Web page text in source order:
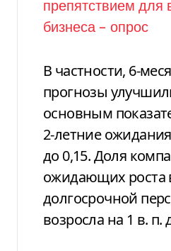
В частности, 6-
прогнозы
основным
2-летние
до 0,15. Доля
ожидающих роста
долгосрочной
возросла на 1 в. п.